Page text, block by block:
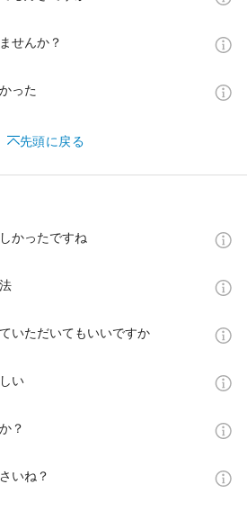
せんか？
った
先頭に戻る
かったですね
いただいてもいいですか
い
？
いね？